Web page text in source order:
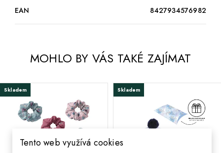
EAN 8427934576982
MOHLO BY VÁS TAKÉ ZAJÍMAT
Skladem Skladem
Tento web využívá cookies